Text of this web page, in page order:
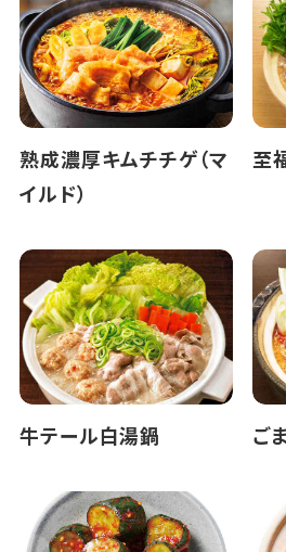
熟成濃厚キムチチゲ（マ
イルド）
至
牛テール白湯鍋 ご